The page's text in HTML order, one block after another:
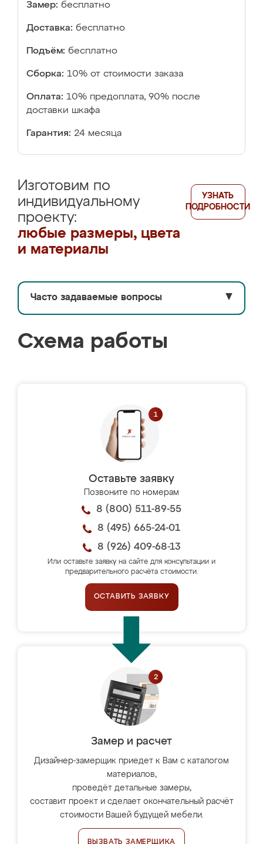
Замер: бесплатно
Доставка: бесплатно
Подъём: бесплатно
Сборка: 10% от стоимости заказа
Оплата: 10% предоплата, 90% после
доставки шкафа
Гарантия: 24 месяца
Изготовим по
индивидуальному
проекту:
любые размеры, цвета
и материалы
УЗНАТЬ
ПОДРОБНОСТИ
Часто задаваемые вопросы ▼
Схема работы
Оставьте заявку
Позвоните по номерам
8 (800) 511-89-55
8 (495) 665-24-01
8 (926) 409-68-13
Или оставьте заявку на сайте для консультации и
предварительного расчёта стоимости.
ОСТАВИТЬ ЗАЯВКУ
Замер и расчет
Дизайнер-замерщик приедет к Вам с каталогом
материалов,
проведёт детальные замеры,
составит проект и сделает окончательный расчёт
стоимости Вашей будущей мебели.
ВЫЗВАТЬ ЗАМЕРЩИКА